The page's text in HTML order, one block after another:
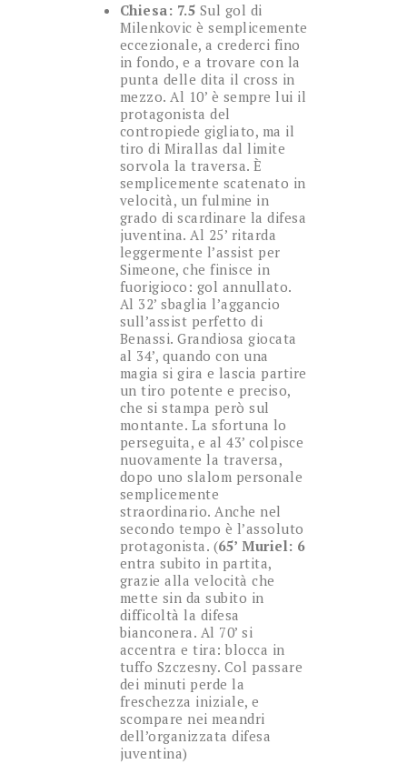
Chiesa: 7.5 Sul gol di
Milenkovic è semplicemente
eccezionale, a crederci fino
in fondo, e a trovare con la
punta delle dita il cross in
mezzo. Al 10’ è sempre lui il
protagonista del
contropiede gigliato, ma il
tiro di Mirallas dal limite
sorvola la traversa. È
semplicemente scatenato in
velocità, un fulmine in
grado di scardinare la difesa
juventina. Al 25’ ritarda
leggermente l’assist per
Simeone, che finisce in
fuorigioco: gol annullato.
Al 32’ sbaglia l’aggancio
sull’assist perfetto di
Benassi. Grandiosa giocata
al 34’, quando con una
magia si gira e lascia partire
un tiro potente e preciso,
che si stampa però sul
montante. La sfortuna lo
perseguita, e al 43’ colpisce
nuovamente la traversa,
dopo uno slalom personale
semplicemente
straordinario. Anche nel
secondo tempo è l’assoluto
protagonista. (65’ Muriel: 6
entra subito in partita,
grazie alla velocità che
mette sin da subito in
difficoltà la difesa
bianconera. Al 70’ si
accentra e tira: blocca in
tuffo Szczesny. Col passare
dei minuti perde la
freschezza iniziale, e
scompare nei meandri
dell’organizzata difesa
juventina)